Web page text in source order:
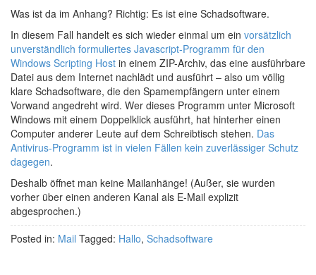
Was ist da im Anhang? Richtig: Es ist eine Schadsoftware.
In diesem Fall handelt es sich wieder einmal um ein vorsätzlich
unverständlich formuliertes Javascript-Programm für den
Windows Scripting Host in einem ZIP-Archiv, das eine ausführbare
Datei aus dem Internet nachlädt und ausführt – also um völlig
klare Schadsoftware, die den Spamempfängern unter einem
Vorwand angedreht wird. Wer dieses Programm unter Microsoft
Windows mit einem Doppelklick ausführt, hat hinterher einen
Computer anderer Leute auf dem Schreibtisch stehen. Das
Antivirus-Programm ist in vielen Fällen kein zuverlässiger Schutz
dagegen.
Deshalb öffnet man keine Mailanhänge! (Außer, sie wurden
vorher über einen anderen Kanal als E-Mail explizit
abgesprochen.)
Posted in: Mail Tagged: Hallo, Schadsoftware